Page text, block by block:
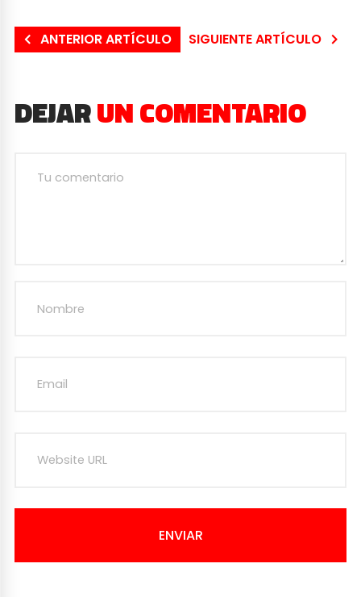
ANTERIOR ARTÍCULO SIGUIENTE ARTÍCULO
DEJARUN COMENTARIO
ENVIAR